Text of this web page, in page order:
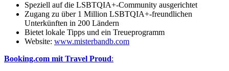
Speziell auf die LSBTQIA+-Community ausgerichtet
Zugang zu über 1 Million LSBTQIA+-freundlichen
Unterkünften in 200 Ländern
Bietet lokale Tipps und ein Treueprogramm
Website: www.misterbandb.com
Booking.com mit Travel Proud: